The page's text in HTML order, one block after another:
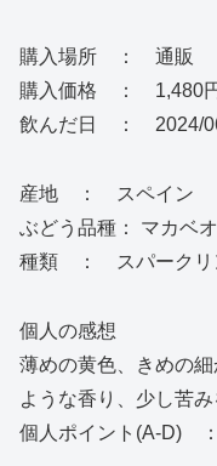
購入場所 ： 通販
購入価格 ： 1,480
飲んだ日 ： 2024/
産地 ： スペイン
ぶどう品種： マカベ
種類 ： スパークリ
個人の感想
薄めの黄色、きめの
ような香り、少し苦
個人ポイント(A-D)